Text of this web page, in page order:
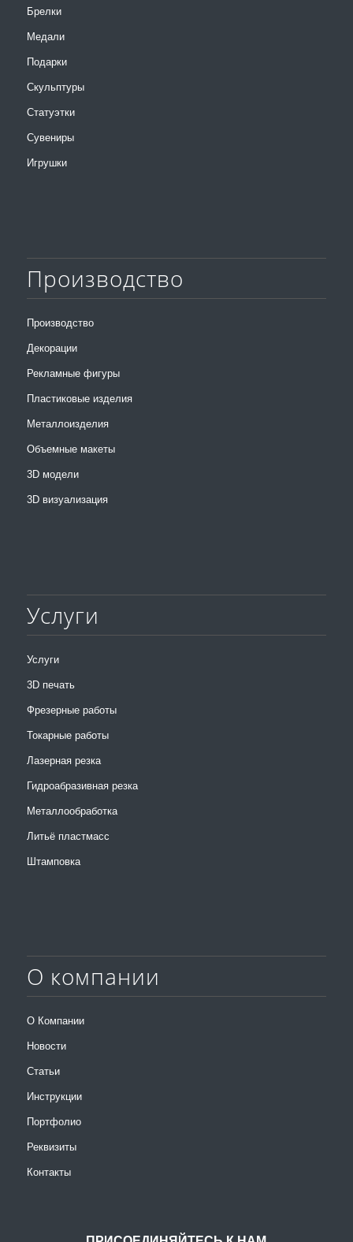
Брелки
Медали
Подарки
Скульптуры
Статуэтки
Сувениры
Игрушки
Производство
Производство
Декорации
Рекламные фигуры
Пластиковые изделия
Металлоизделия
Объемные макеты
3D модели
3D визуализация
Услуги
Услуги
3D печать
Фрезерные работы
Токарные работы
Лазерная резка
Гидроабразивная резка
Металлообработка
Литьё пластмасс
Штамповка
О компании
О Компании
Новости
Статьи
Инструкции
Портфолио
Реквизиты
Контакты